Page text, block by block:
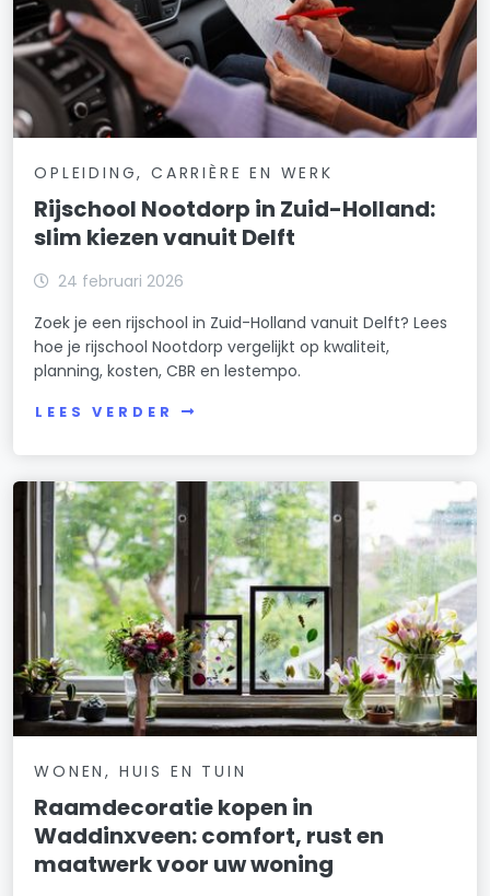
OPLEIDING, CARRIÈRE EN WERK
Rijschool Nootdorp in Zuid-Holland:
slim kiezen vanuit Delft
24 februari 2026
Zoek je een rijschool in Zuid-Holland vanuit Delft? Lees
hoe je rijschool Nootdorp vergelijkt op kwaliteit,
planning, kosten, CBR en lestempo.
LEES VERDER
WONEN, HUIS EN TUIN
Raamdecoratie kopen in
Waddinxveen: comfort, rust en
maatwerk voor uw woning